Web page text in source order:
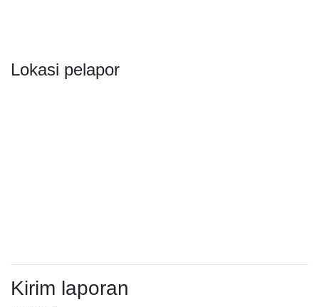
Lokasi pelapor
Kirim laporan